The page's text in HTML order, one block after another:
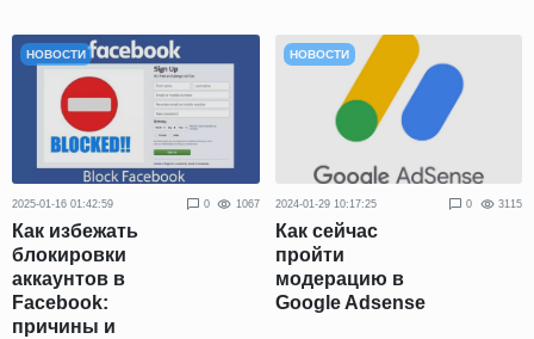
НОВОСТИ
2025-01-16 01:42:59 0 1067
Как избежать
блокировки
аккаунтов в
Facebook:
причины и
НОВОСТИ
2024-01-29 10:17:25 0 3115
Как сейчас
пройти
модерацию в
Google Adsense